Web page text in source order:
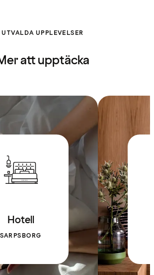
UTVALDA UPPLEVELSER
att upptäcka
Hotell
SARPSBORG